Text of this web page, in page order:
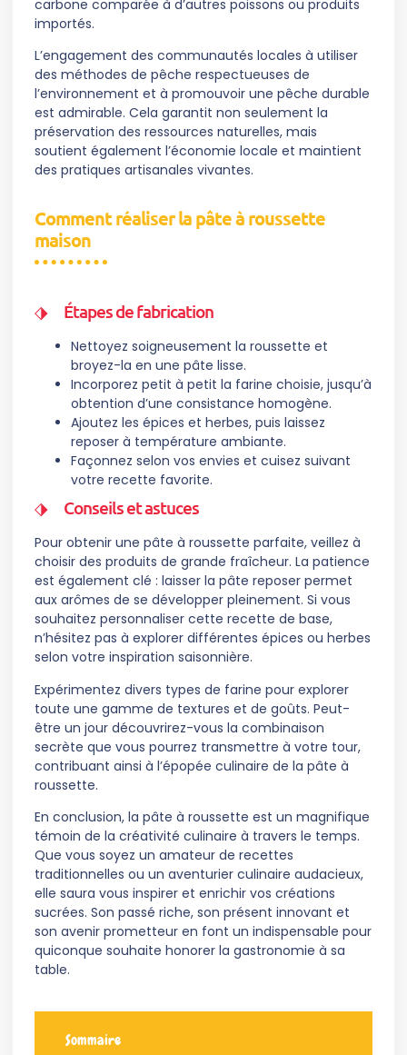
carbone comparée à d’autres poissons ou produits
importés.
L’engagement des communautés locales à utiliser
des méthodes de pêche respectueuses de
l’environnement et à promouvoir une pêche durable
est admirable. Cela garantit non seulement la
préservation des ressources naturelles, mais
soutient également l’économie locale et maintient
des pratiques artisanales vivantes.
Comment réaliser la pâte à roussette
maison
Étapes de fabrication
Nettoyez soigneusement la roussette et
broyez-la en une pâte lisse.
Incorporez petit à petit la farine choisie, jusqu’à
obtention d’une consistance homogène.
Ajoutez les épices et herbes, puis laissez
reposer à température ambiante.
Façonnez selon vos envies et cuisez suivant
votre recette favorite.
Conseils et astuces
Pour obtenir une pâte à roussette parfaite, veillez à
choisir des produits de grande fraîcheur. La patience
est également clé : laisser la pâte reposer permet
aux arômes de se développer pleinement. Si vous
souhaitez personnaliser cette recette de base,
n’hésitez pas à explorer différentes épices ou herbes
selon votre inspiration saisonnière.
Expérimentez divers types de farine pour explorer
toute une gamme de textures et de goûts. Peut-
être un jour découvrirez-vous la combinaison
secrète que vous pourrez transmettre à votre tour,
contribuant ainsi à l’épopée culinaire de la pâte à
roussette.
En conclusion, la pâte à roussette est un magnifique
témoin de la créativité culinaire à travers le temps.
Que vous soyez un amateur de recettes
traditionnelles ou un aventurier culinaire audacieux,
elle saura vous inspirer et enrichir vos créations
sucrées. Son passé riche, son présent innovant et
son avenir prometteur en font un indispensable pour
quiconque souhaite honorer la gastronomie à sa
table.
Sommaire